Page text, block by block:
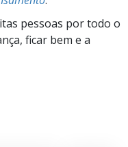
pessoas por todo o
ficar bem e a